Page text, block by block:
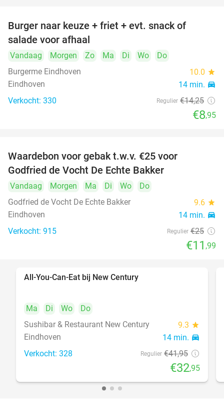
Burger naar keuze + friet + evt. snack of
salade voor afhaal
Vandaag Morgen Zo Ma Di Wo
Do
Burgerme Eindhoven
10.0 star
Eindhoven 14 min. directions_car
Verkocht: 330 Regulier €14,25
€8,95
Waardebon voor gebak t.w.v. €25 voor
Godfried de Vocht De Echte Bakker
Vandaag Morgen Ma Di Wo
Do
Godfried de Vocht De Echte Bakker
9.6 star
Eindhoven 14 min. directions_car
Verkocht: 915 Regulier €25
€11 ,99
All-You-Can-Eat bij New Century
Ma Di Wo
Do
Sushibar & Restaurant New Century
9.3 star
Eindhoven 14 min. directions_car
Verkocht: 328 Regulier €41,95
€32,95